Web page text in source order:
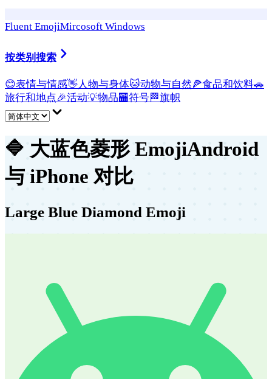
Fluent EmojiMircosoft Windows
按类别搜索
😊表情与情感👋 人物与身体🐱动物与自然🍕食品和饮料🚗
旅行和地点🎉活动💡物品🏧符号🏁旗帜
🔷 大蓝色菱形 EmojiAndroid
与 iPhone 对比
Large Blue Diamond Emoji